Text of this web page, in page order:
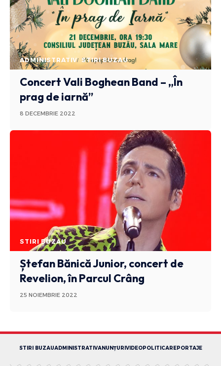
ADMINISTRATIV STIRI BUZAU
Concert Vali Boghean Band – „În
prag de iarnă”
8 DECEMBRIE 2022
STIRI BUZAU
Ștefan Bănică Junior, concert de
Revelion, în Parcul Crâng
25 NOIEMBRIE 2022
STIRI BUZAUADMINISTRATIVANUNȚURI VIDEOPOLITICAREPORTAJE